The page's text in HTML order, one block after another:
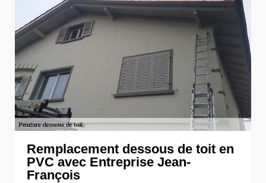
Remplacement dessous de toit en
PVC avec Entreprise Jean-
François